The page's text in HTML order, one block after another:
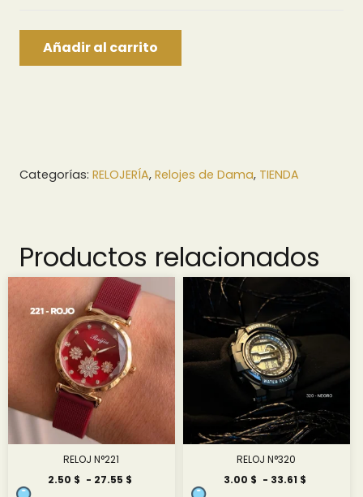
Añadir al carrito
Categorías: RELOJERÍA, Relojes de Dama, TIENDA
Productos relacionados
RELOJ N°221
2.50 $ - 27.55 $
RELOJ N°320
3.00 $ - 33.61 $